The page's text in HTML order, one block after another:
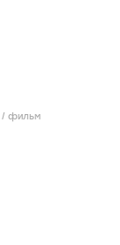
/ фильм